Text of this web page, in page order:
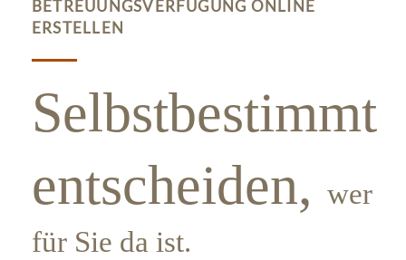
BETREUUNGSVERFÜGUNG ONLINE
ERSTELLEN
Selbstbestimmt
entscheiden, wer
für Sie da ist.